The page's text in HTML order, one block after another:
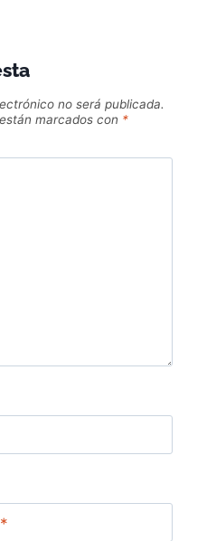
no será publicada.
marcados con *
*